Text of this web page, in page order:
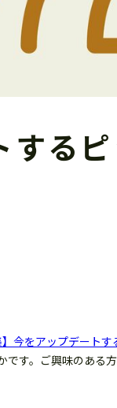
する
】今をアップデート
す。ご興味のある方